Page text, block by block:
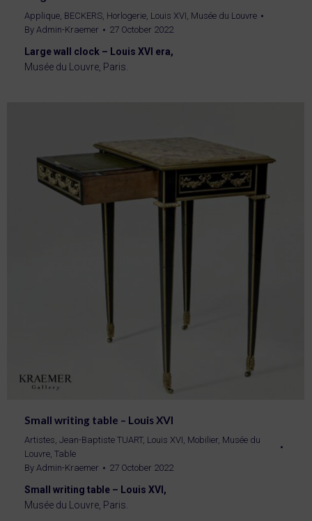
Applique, BECKERS, Horlogerie, Louis XVI, Musée du Louvre
By Admin-Kraemer 27 October 2022
Large wall clock – Louis XVI era,
Musée du Louvre, Paris.
Small writing table – Louis XVI
Artistes, Jean-Baptiste TUART, Louis XVI, Mobilier, Musée du
Louvre, Table
By Admin-Kraemer 27 October 2022
Small writing table – Louis XVI,
Musée du Louvre, Paris.